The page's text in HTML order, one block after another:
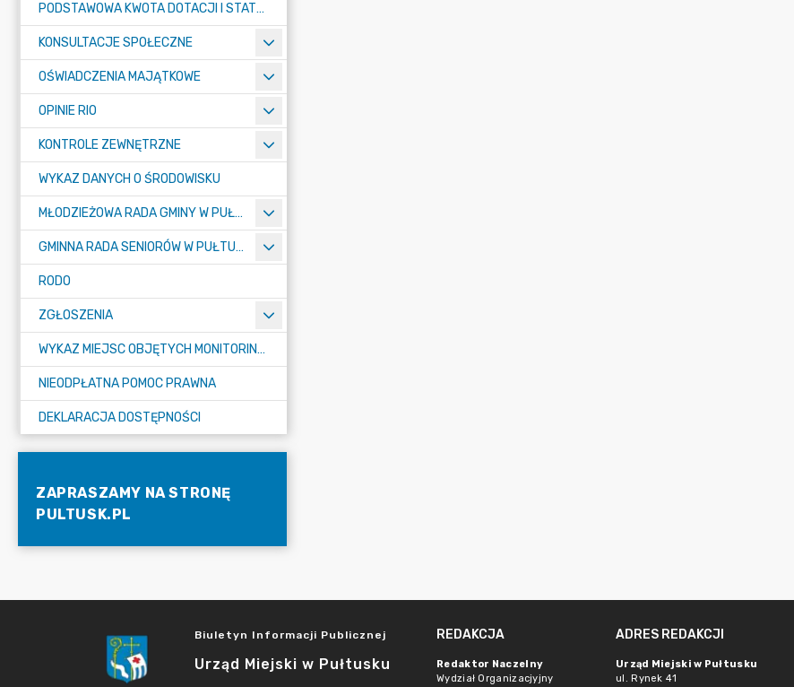
PODSTAWOWA KWOTA DOTACJI I STATYSTYCZNA LICZBA UCZNIÓW
KONSULTACJE SPOŁECZNE
OŚWIADCZENIA MAJĄTKOWE
OPINIE RIO
KONTROLE ZEWNĘTRZNE
WYKAZ DANYCH O ŚRODOWISKU
MŁODZIEŻOWA RADA GMINY W PUŁTUSKU
GMINNA RADA SENIORÓW W PUŁTUSKU
RODO
ZGŁOSZENIA
WYKAZ MIEJSC OBJĘTYCH MONITORINGIEM
NIEODPŁATNA POMOC PRAWNA
DEKLARACJA DOSTĘPNOŚCI
ZAPRASZAMY NA STRONĘ
PULTUSK.PL
Biuletyn Informacji Publicznej
Urząd Miejski w Pułtusku
REDAKCJA
Redaktor Naczelny
Wydział Organizacjyjny
ADRES REDAKCJI
Urząd Miejski w Pułtusku
ul. Rynek 41